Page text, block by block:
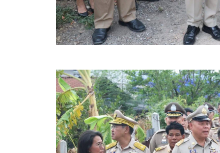
รายงานเครื่องจักรกล อบจ.
ศูนย์อำนวยการการเลือกตั้ง สมาชิกสภาและนายก
งานแผนการบริหารจัดการความเสี่ยงของ อบจ.สุพร